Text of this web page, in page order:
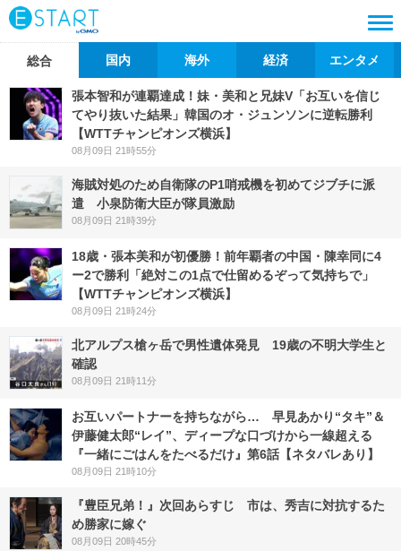
総合 国内 海外 経済 エンタメ
張本智和が連覇達成！妹・美和と兄妹V「お互いを信じ
てやり抜いた結果」韓国のオ・ジュンソンに逆転勝利
【WTTチャンピオンズ横浜】
08月09日 21時55分
海賊対処のため自衛隊のP1哨戒機を初めてジブチに派
遣 小泉防衛大臣が隊員激励
08月09日 21時39分
18歳・張本美和が初優勝！前年覇者の中国・陳幸同に4
ー2で勝利「絶対この1点で仕留めるぞって気持ちで」
【WTTチャンピオンズ横浜】
08月09日 21時24分
北アルプス槍ヶ岳で男性遺体発見 19歳の不明大学生と
確認
08月09日 21時11分
お互いパートナーを持ちながら… 早見あかり“タキ”＆
伊藤健太郎“レイ”、ディープな口づけから一線超える
『一緒にごはんをたべるだけ』第6話【ネタバレあり】
08月09日 21時10分
『豊臣兄弟！』次回あらすじ 市は、秀吉に対抗するた
め勝家に嫁ぐ
08月09日 20時45分